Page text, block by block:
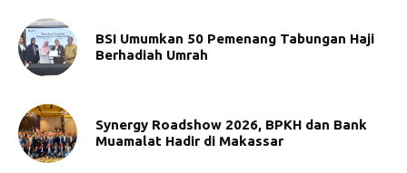
BSI Umumkan 50 Pemenang Tabungan Haji
Berhadiah Umrah
Synergy Roadshow 2026, BPKH dan Bank
Muamalat Hadir di Makassar